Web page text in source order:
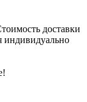
доставки
индивидуально